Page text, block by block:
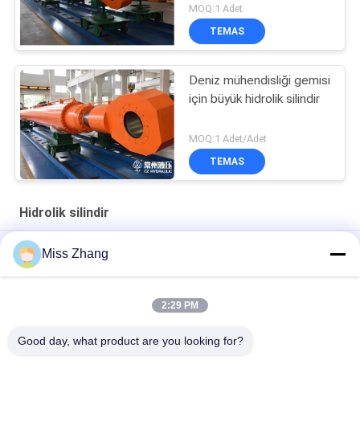
MOQ:1 Adet
TEMAS
Deniz mühendisliği gemisi
için büyük hidrolik silindir
MOQ:1 Adet/Adet
TEMAS
Hidrolik silindir
Yağ Endüstrisi için Radyal Kapısı Ağır Hidrolik Silindir / Kaldırma
SilindirMiss Zhang
2:29 PM
Good day, what product are you looking for?